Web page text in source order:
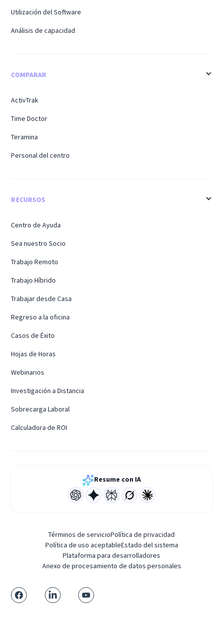
Utilización del Software
Análisis de capacidad
COMPARAR
ActivTrak
Time Doctor
Teramina
Personal del centro
RECURSOS
Centro de Ayuda
Sea nuestro Socio
Trabajo Remoto
Trabajo Híbrido
Trabajar desde Casa
Regreso a la oficina
Casos de Éxito
Hojas de Horas
Webinarios
Investigación a Distancia
Sobrecarga Laboral
Calculadora de ROI
Resume con IA
Términos de servicioPolítica de privacidad
Política de uso aceptableEstado del sistema
Plataforma para desarrolladores
Anexo de procesamiento de datos personales